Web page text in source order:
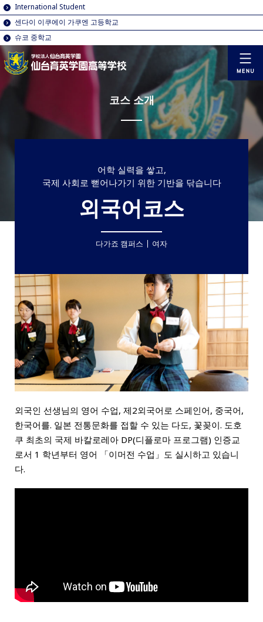
International Student
센다이 이쿠에이 가쿠엔 고등학교
슈코 중학교
코스 소개
어학 실력을 쌓고,
국제 사회로 뻗어나가기 위한 기반을 닦습니다
외국어코스
다가죠 캠퍼스 여자
외국인 선생님의 영어 수업, 제2외국어로 스페인어, 중국어,
한국어를. 일본 전통문화를 접할 수 있는 다도, 꽃꽂이. 도호
쿠 최초의 국제 바칼로레아 DP(디플로마 프로그램) 인증교
로서 1 학년부터 영어 「이머전 수업」도 실시하고 있습니
다.